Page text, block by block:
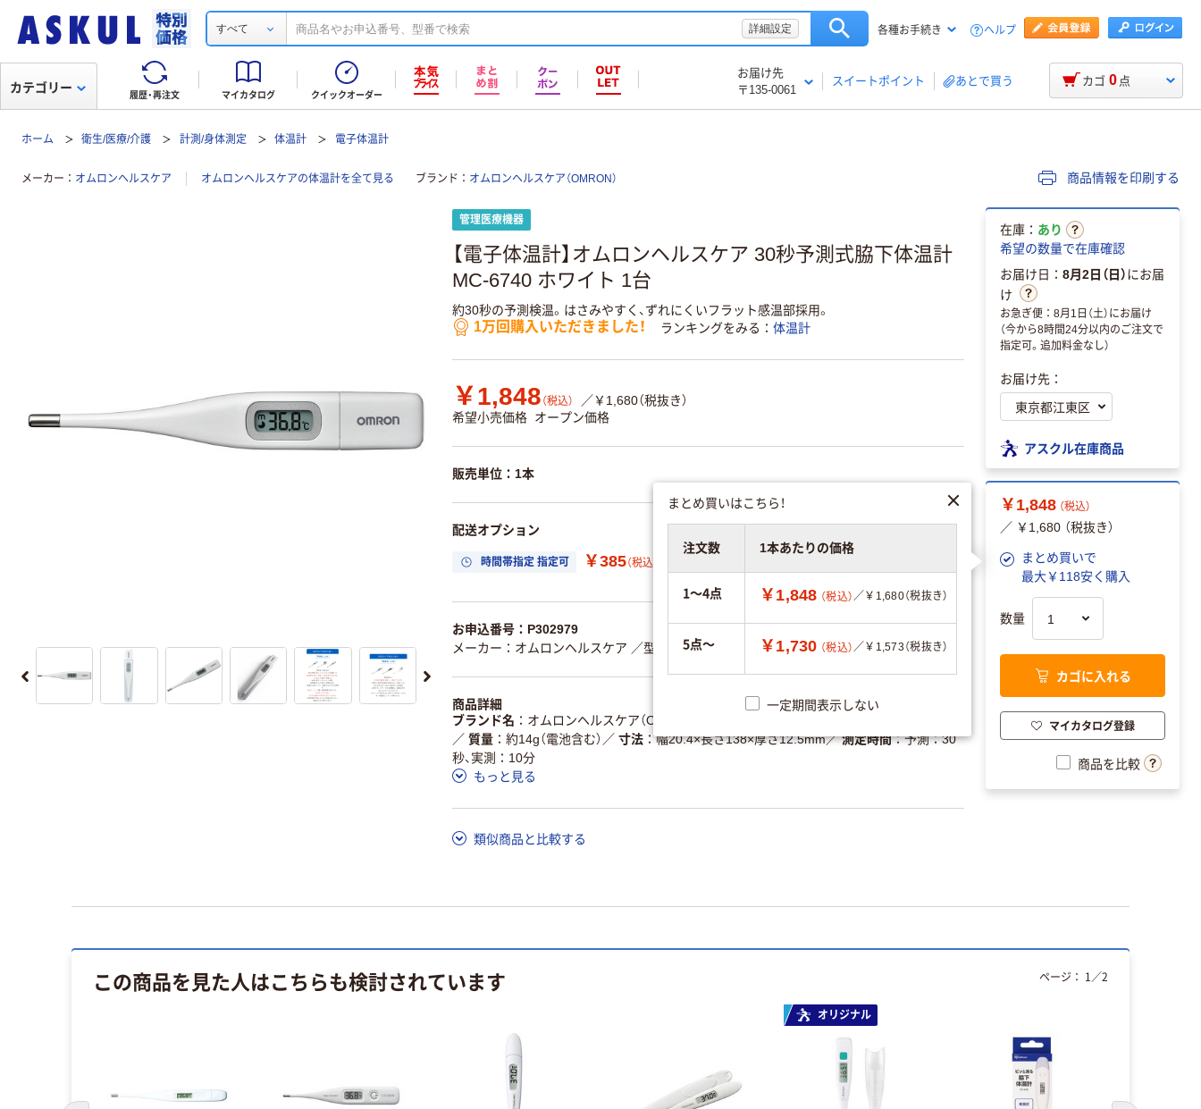
すべて 詳細設定 各種お手続き ヘルプ
履歴・再注文 マイカタログ クイックオーダー
お届け先
〒135-0061
スイートポイント あとで買う
カテゴリー カゴ 0 点
ホーム 衛生/医療/介護 計測/身体測定 体温計 電子体温計
メーカー オムロンヘルスケア オムロンヘルスケアの体温計を全て見る ブランド オムロンヘルスケア（OMRON） 商品情報を印刷する
管理医療機器
【電子体温計】オムロンヘルスケア 30秒予測式脇下体温計
MC-6740 ホワイト 1台
約30秒の予測検温。はさみやすく、ずれにくいフラット感温部採用。
1万回購入いただきました！ ランキングをみる 体温計
￥1,848 （税込）
／￥1,680（税抜き）
希望小売価格 オープン価格
販売単位：1本
配送オプション
時間帯指定 指定可 ￥385（税込）
お申込番号：P302979
メーカー：オムロンヘルスケア ／型番：MC-6740 ／JANコード：4975479426018
商品詳細
ブランド名
オムロンヘルスケア（OMRON）
／ 質量 約14g（電池含む） ／ 寸法 幅20.4×長さ138×厚さ12.5mm／ 測定時間
予測：30
秒、実測：10分
もっと見る
類似商品と比較する
在庫： あり
希望の数量で在庫確認
お届け日： 8月2日（日）にお届
け
お急ぎ便：8月1日（土）にお届け
（今から8時間24分以内のご注文で
指定可。追加料金なし）
お届け先：
アスクル在庫商品
￥1,848 （税込）
／ ￥1,680 （税抜き）
まとめ買いで
最大￥118安く購入
まとめ買いはこちら！
注文数 1本あたりの価格
1～4点 ￥1,848 （税込）／￥1,680（税抜き）
5点～ ￥1,730 （税込）／￥1,573（税抜き）
一定期間表示しない
数量
カゴに入れる
マイカタログ登録
商品を比較
この商品を見た人はこちらも検討されています
オリジナル
ページ： 1 ／2